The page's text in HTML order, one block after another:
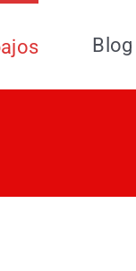
Blog